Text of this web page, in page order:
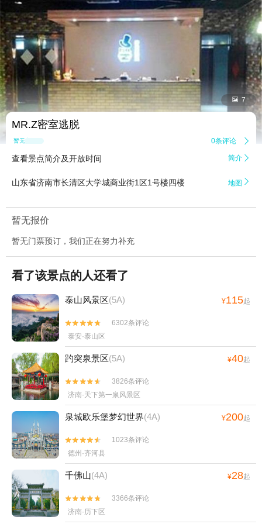
 7
MR.Z密室逃脱
暂无点评 0条评论 
查看景点简介及开放时间 简介 
山东省济南市长清区大学城商业街1区1号楼四楼 地图 
暂无报价
暂无门票预订，我们正在努力补充
看了该景点的人还看了
泰山风景区(5A) ¥115起


6302条评论
泰安·泰山区
趵突泉景区(5A) ¥40起


3826条评论
济南·天下第一泉风景区
泉城欧乐堡梦幻世界(4A) ¥200起


1023条评论
德州·齐河县
千佛山(4A) ¥28起


3366条评论
济南·历下区
